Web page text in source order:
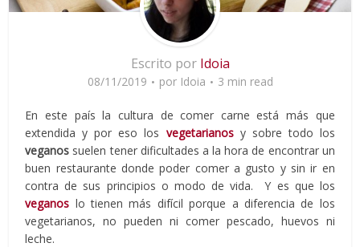
Escrito por Idoia
08/11/2019 por Idoia 3 min read
En este país la cultura de comer carne está más que
extendida y por eso los vegetarianosy sobre todo los
veganos suelen tener dificultades a la hora de encontrar un
buen restaurante donde poder comer a gusto y sin ir en
contra de sus principios o modo de vida. Y es que los
veganos lo tienen más difícil porque a diferencia de los
vegetarianos, no pueden ni comer pescado, huevos ni
leche.